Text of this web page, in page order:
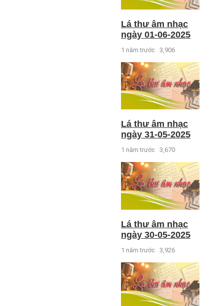
Lá thư âm nhạc
ngày 01-06-2025
1 năm trước 3,906
Lá thư âm nhạc
ngày 31-05-2025
1 năm trước 3,670
Lá thư âm nhạc
ngày 30-05-2025
1 năm trước 3,926